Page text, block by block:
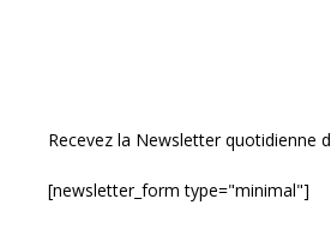
Recevez la Newsletter quotidienne
[newsletter_form type="minimal"]